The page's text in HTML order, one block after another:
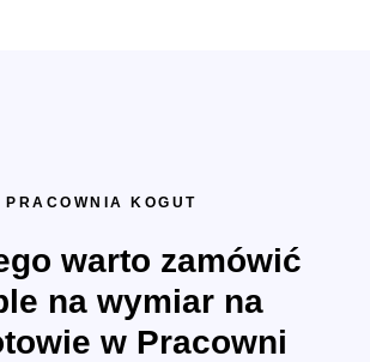
PRACOWNIA KOGUT
warto zamówić
na wymiar na
w Pracowni